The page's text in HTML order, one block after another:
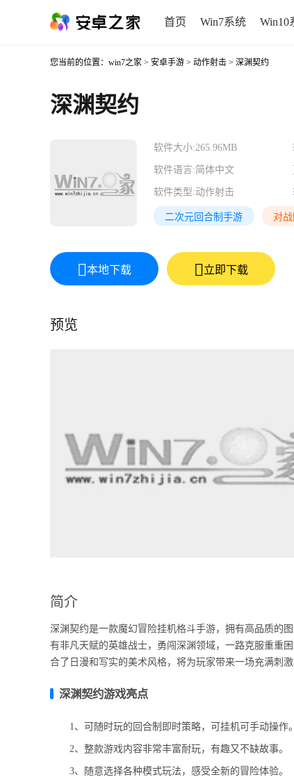
首页 Win7系统 Win10
您当前的位置： win7之家 > 安卓手游 > 动作射击 > 深渊契约
深渊契约
软件大小:265.96MB
软件语言:简体中文
软件类型:动作射击
二次元回合制手游 对
本地下载 立即下载
预览
简介
深渊契约是一款魔幻冒险挂机格斗手游，拥有高品质的
有非凡天赋的英雄战士，勇闯深渊领域，一路克服重重
合了日漫和写实的美术风格，将为玩家带来一场充满刺
深渊契约游戏亮点
1、可随时玩的回合制即时策略，可挂机可手动操作。
2、整款游戏内容非常丰富耐玩，有趣又不缺故事。
3、随意选择各种模式玩法，感受全新的冒险体验。